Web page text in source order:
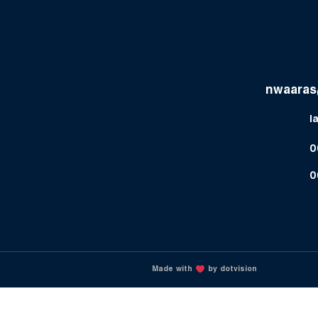
Made with by dotvision